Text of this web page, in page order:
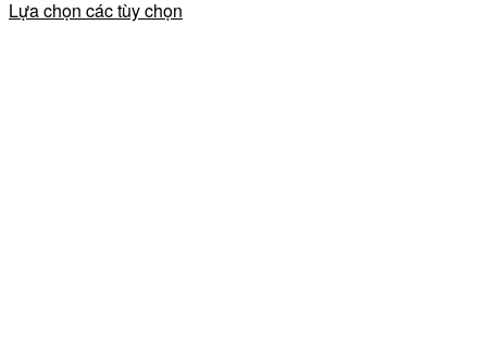
Lựa chọn các tùy chọn